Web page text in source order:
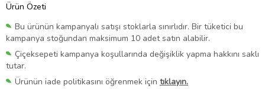
Ürün Özeti
Bu ürünün kampanyalı satışı stoklarla sınırlıdır. Bir tüketici bu
kampanya stoğundan maksimum 10 adet satın alabilir.
Çiçeksepeti kampanya koşullarında değişiklik yapma hakkını saklı
tutar.
Ürünün iade politikasını öğrenmek için tıklayın.